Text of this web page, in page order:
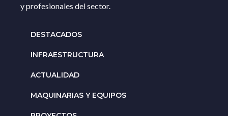
y profesionales del sector.
DESTACADOS
INFRAESTRUCTURA
ACTUALIDAD
MAQUINARIAS Y EQUIPOS